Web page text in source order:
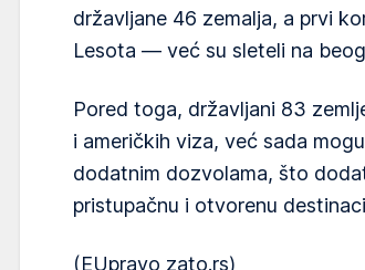
državljane 46 zemalja, a prvi
Lesota — već su sleteli na
Pored toga, državljani 83
i američkih viza, već sada
dodatnim dozvolama, što
pristupačnu i otvorenu
(EUpravo zato.rs)